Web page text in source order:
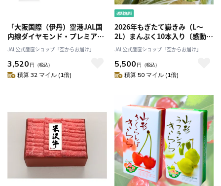
「大阪国際（伊丹）空港JAL国
内線ダイヤモンド・プレミアラ
ウンジ「提供酒」採用」水口酒
造 仁喜多津 純米吟醸酒 さ
くらひめ酵母 720ml［水口酒
造株式会社］
JAL公式産直ショップ「空からお届け」
3,520 円 （税込）
積算 32 マイル (1倍)
2026年もぎたて嶽きみ（L～
2L）まんぷく10本入り〔感動の
甘さ！〕青森県産ブランドトウ
モロコシ 8月中旬より順次発
送！[嶽きみ屋弘前直売所]
JAL公式産直ショップ「空からお届け」
5,500 円 （税込）
積算 50 マイル (1倍)